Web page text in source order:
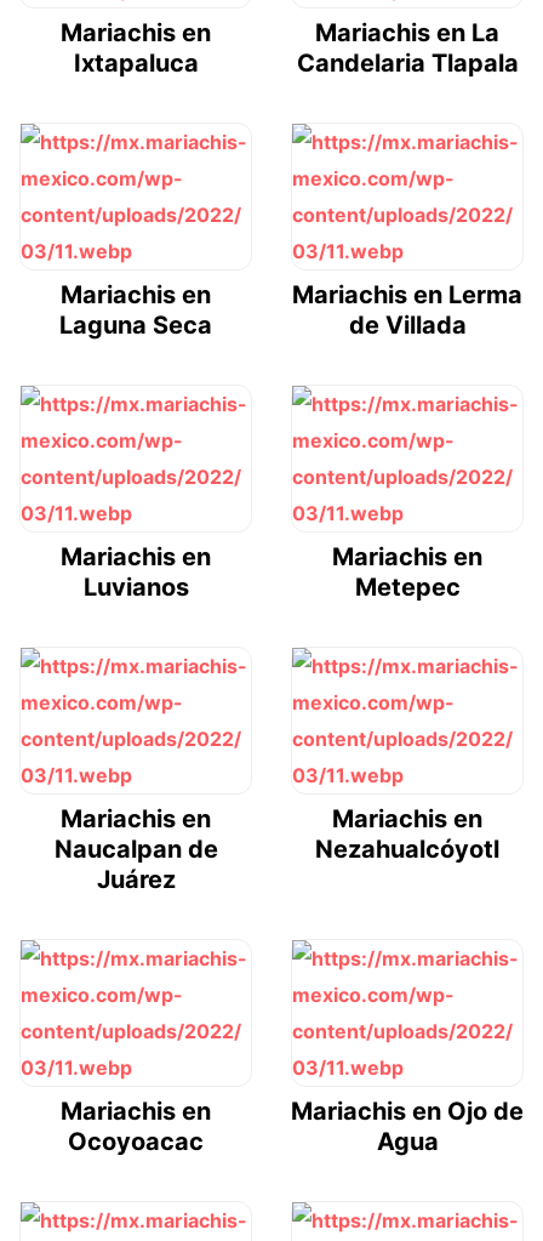
Mariachis en
Ixtapaluca
Mariachis en La
Candelaria Tlapala
Mariachis en
Laguna Seca
Mariachis en Lerma
de Villada
Mariachis en
Luvianos
Mariachis en
Metepec
Mariachis en
Naucalpan de
Juárez
Mariachis en
Nezahualcóyotl
Mariachis en
Ocoyoacac
Mariachis en Ojo de
Agua